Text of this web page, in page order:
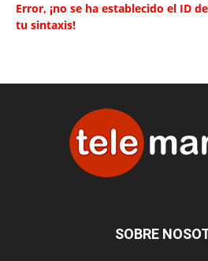
Error, ¡no se ha establecido el ID
tu sintaxis!
SOBRE